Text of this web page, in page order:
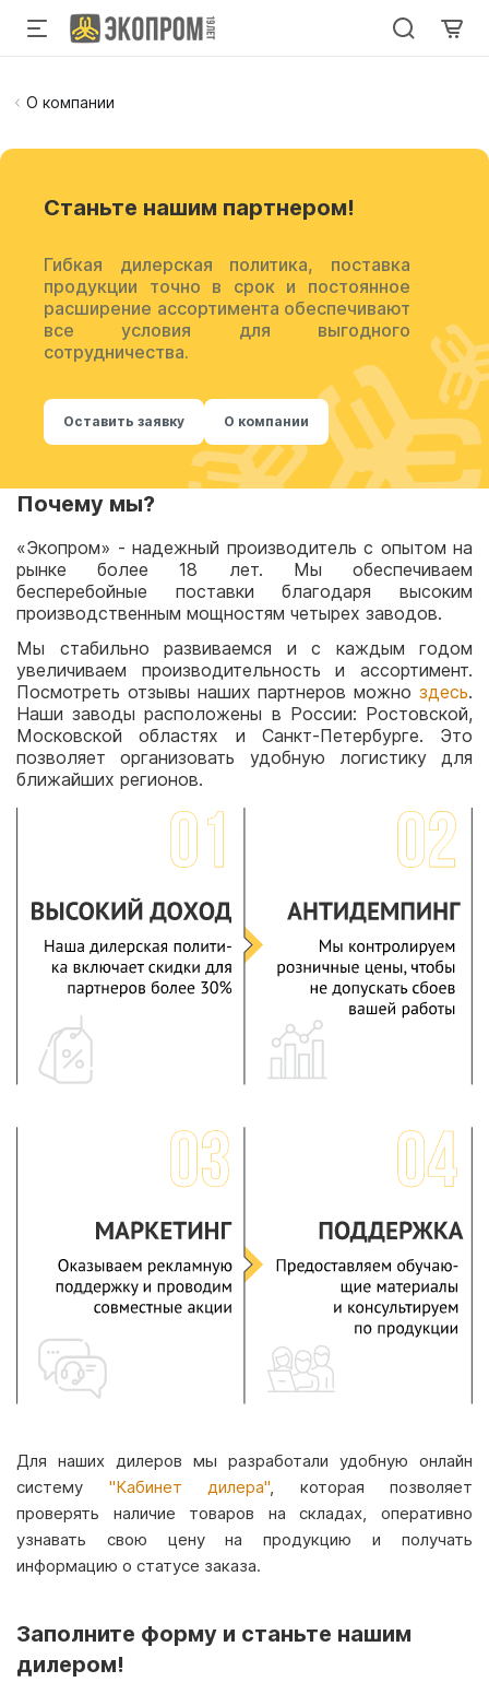
О компании
Cтаньте нашим партнером!
Гибкая дилерская политика, поставка
продукции точно в срок и постоянное
расширение ассортимента обеспечивают
все условия для выгодного
сотрудничества.
Оставить заявку О компании
Почему мы?
«Экопром» - надежный производитель с опытом на
рынке более 18 лет. Мы обеспечиваем
бесперебойные поставки благодаря высоким
производственным мощностям четырех заводов.
Мы стабильно развиваемся и с каждым годом
увеличиваем производительность и ассортимент.
Посмотреть отзывы наших партнеров можно здесь.
Наши заводы расположены в России: Ростовской,
Московской областях и Санкт-Петербурге. Это
позволяет организовать удобную логистику для
ближайших регионов.
Для наших дилеров мы разработали удобную онлайн
систему "Кабинет дилера", которая позволяет
проверять наличие товаров на складах, оперативно
узнавать свою цену на продукцию и получать
информацию о статусе заказа.
Заполните форму и станьте нашим
дилером!